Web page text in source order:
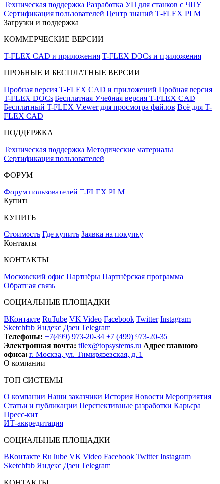
Техническая поддержка Разработка УП для станков с ЧПУ
Сертификация пользователей Центр знаний T‑FLEX PLM
Загрузки и поддержка
КОММЕРЧЕСКИЕ ВЕРСИИ
T-FLEX CAD и приложения T-FLEX DOCs и приложения
ПРОБНЫЕ И БЕСПЛАТНЫЕ ВЕРСИИ
Пробная версия T-FLEX CAD и приложений Пробная версия
T-FLEX DOCs Бесплатная Учебная версия T-FLEX CAD
Бесплатный T-FLEX Viewer для просмотра файлов Всё для T-
FLEX CAD
ПОДДЕРЖКА
Техническая поддержка Методические материалы
Сертификация пользователей
ФОРУМ
Форум пользователей T-FLEX PLM
Купить
КУПИТЬ
Стоимость Где купить Заявка на покупку
Контакты
КОНТАКТЫ
Московский офис Партнёры Партнёрская программа
Обратная связь
СОЦИАЛЬНЫЕ ПЛОЩАДКИ
ВКонтакте RuTube VK Video Facebook Twitter Instagram
Sketchfab Яндекс Дзен Telegram
Телефоны: +7(499) 973-20-34 +7 (499) 973-20-35
Электронная почта: tflex@topsystems.ru Адрес главного
офиса: г. Москва, ул. Тимирязевская, д. 1
О компании
ТОП СИСТЕМЫ
О компании Наши заказчики История Новости Мероприятия
Статьи и публикации Перспективные разработки Карьера
Пресс-кит
ИТ-аккредитация
СОЦИАЛЬНЫЕ ПЛОЩАДКИ
ВКонтакте RuTube VK Video Facebook Twitter Instagram
Sketchfab Яндекс Дзен Telegram
КОНТАКТЫ